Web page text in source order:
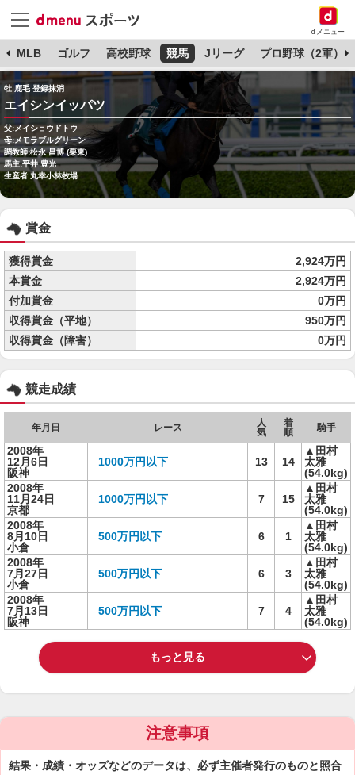
dメニュー
MLB ゴルフ 高校野球 競馬 Jリーグ プロ野球（2軍）
牡 鹿毛 登録抹消
エイシンイッパツ
父:メイショウドトウ
母:メモラブルグリーン
調教師:松永 昌博 (栗東)
馬主:平井 豊光
生産者:丸幸小林牧場
賞金
獲得賞金
2,924万円
本賞金
2,924万円
付加賞金
0万円
収得賞金（平地）
950万円
収得賞金（障害）
0万円
競走成績
年月日 レース
人
気
着
順
騎手
2008年
12月6日
阪神
1000万円以下 13 14
▲田村
太雅
(54.0kg)
2008年
11月24日
京都
1000万円以下 7 15
▲田村
太雅
(54.0kg)
2008年
8月10日
小倉
500万円以下 6 1
▲田村
太雅
(54.0kg)
2008年
7月27日
小倉
500万円以下 6 3
▲田村
太雅
(54.0kg)
2008年
7月13日
阪神
500万円以下 7 4
▲田村
太雅
(54.0kg)
もっと見る
注意事項
結果・成績・オッズなどのデータは、必ず主催者発行のものと照合